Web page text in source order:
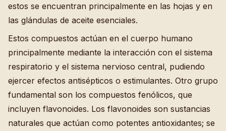
estos se encuentran principalmente en las hojas y en
las glándulas de aceite esenciales.
Estos compuestos actúan en el cuerpo humano
principalmente mediante la interacción con el sistema
respiratorio y el sistema nervioso central, pudiendo
ejercer efectos antisépticos o estimulantes. Otro grupo
fundamental son los compuestos fenólicos, que
incluyen flavonoides. Los flavonoides son sustancias
naturales que actúan como potentes antioxidantes; se